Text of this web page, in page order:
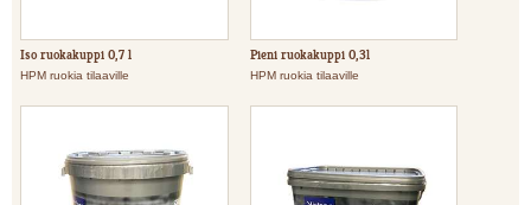
Iso ruokakuppi 0,7 l
HPM ruokia tilaaville
Pieni ruokakuppi 0,3l
HPM ruokia tilaaville